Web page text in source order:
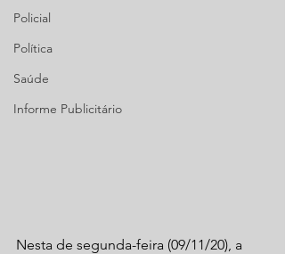
Policial
Política
Saúde
Informe Publicitário
Nesta de segunda-feira (09/11/20), a